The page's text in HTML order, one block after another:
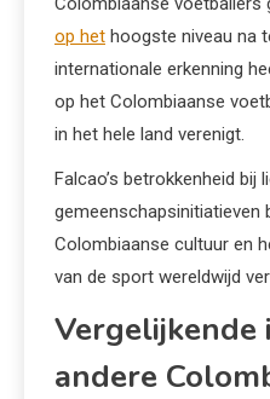
op het hoogste niveau na
internationale erkenning
op het Colombiaanse
in het hele land verenigt.
Falcao’s betrokkenheid bij
gemeenschapsinitiatieven
Colombiaanse cultuur en
van de sport wereldwijd
andere